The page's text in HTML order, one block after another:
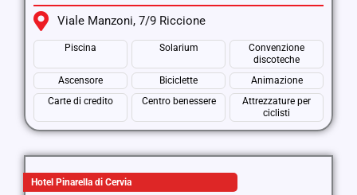
Viale Manzoni, 7/9 Riccione
Piscina Solarium
Convenzione
discoteche
Ascensore
Biciclette
Animazione
Carte di credito
Centro benessere
Attrezzature per
ciclisti
Hotel Pinarella di Cervia